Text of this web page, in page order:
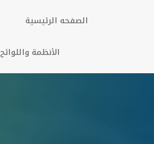
الصفحه الرئيسية
الأنظمة واللوائح